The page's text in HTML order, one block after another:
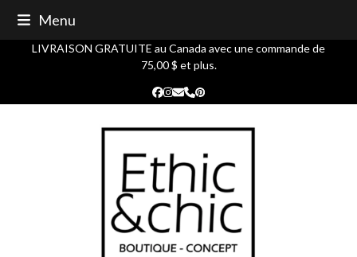
content
Menu
LIVRAISON GRATUITE au Canada avec une commande de
75,00 $ et plus.
Facebook
Instagram
Courriel
Phone
Pinterest